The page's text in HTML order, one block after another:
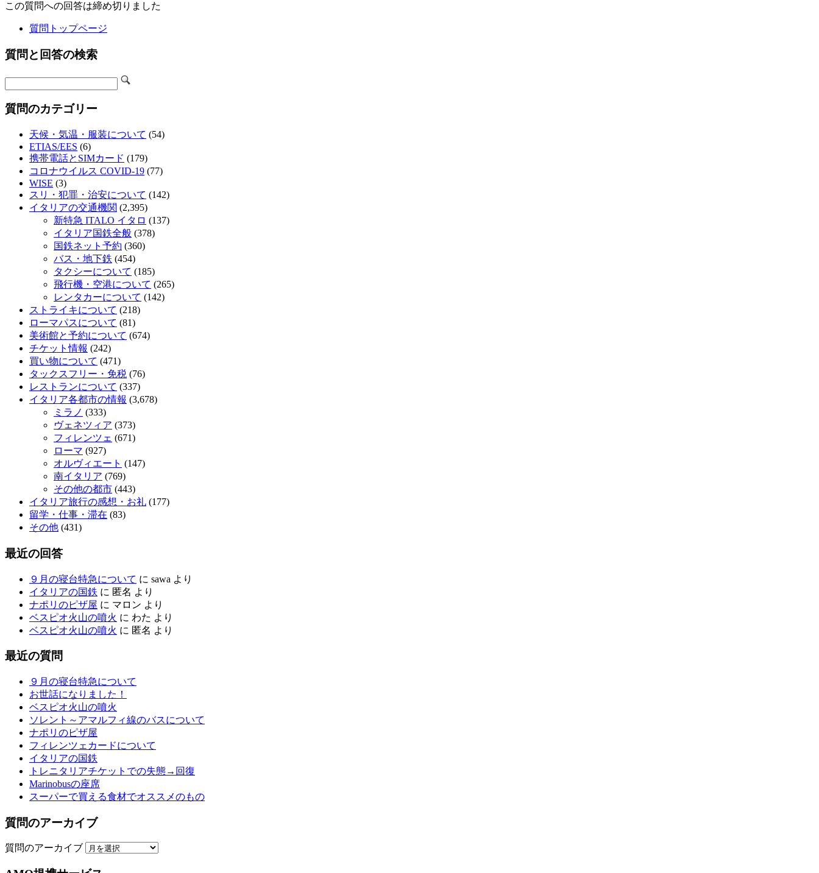
この質問への回答は締め切りました
質問トップページ
質問と回答の検索
質問のカテゴリー
天候・気温・服装について (54)
ETIAS/EES (6)
携帯電話とSIMカード (179)
コロナウイルス COVID-19 (77)
WISE (3)
スリ・犯罪・治安について (142)
イタリアの交通機関 (2,395)
新特急 ITALO イタロ (137)
イタリア国鉄全般 (378)
国鉄ネット予約 (360)
バス・地下鉄 (454)
タクシーについて (185)
飛行機・空港について (265)
レンタカーについて (142)
ストライキについて (218)
ローマパスについて (81)
美術館と予約について (674)
チケット情報 (242)
買い物について (471)
タックスフリー・免税 (76)
レストランについて (337)
イタリア各都市の情報 (3,678)
ミラノ (333)
ヴェネツィア (373)
フィレンツェ (671)
ローマ (927)
オルヴィエート (147)
南イタリア (769)
その他の都市 (443)
イタリア旅行の感想・お礼 (177)
留学・仕事・滞在 (83)
その他 (431)
最近の回答
９月の寝台特急について に sawa より
イタリアの国鉄 に 匿名 より
ナポリのピザ屋 に マロン より
ベスピオ火山の噴火 に わた より
ベスピオ火山の噴火 に 匿名 より
最近の質問
９月の寝台特急について
お世話になりました！
ベスピオ火山の噴火
ソレント～アマルフィ線のバスについて
ナポリのピザ屋
フィレンツェカードについて
イタリアの国鉄
トレニタリアチケットでの失態→回復
Marinobusの座席
スーパーで買える食材でオススメのもの
質問のアーカイブ
質問のアーカイブ